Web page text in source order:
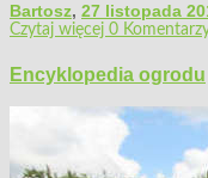
Bartosz, 27 listopada
Czytaj więcej 0
Encyklopedia ogrodu